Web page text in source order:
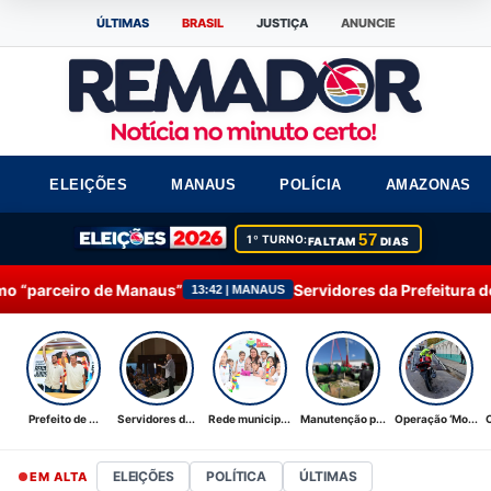
ÚLTIMAS BRASIL JUSTIÇA ANUNCIE
ELEIÇÕES MANAUS POLÍCIA AMAZONAS
1º TURNO:FALTAM57 DIAS
13:42 | MANAUS Servidores da Prefeitura de Manaus
Prefeito de ... Servidores d... Rede municip... Manutenção p... Operação ‘Mo...
EM ALTA ELEIÇÕES POLÍTICA ÚLTIMAS